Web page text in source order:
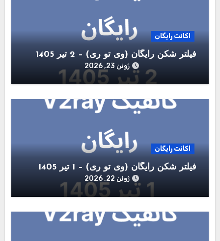
اکانت رایگان
فیلتر شکن رایگان (وی تو ری) – 2 تیر 1405
ژوئن 23, 2026
اکانت رایگان
فیلتر شکن رایگان (وی تو ری) – 1 تیر 1405
ژوئن 22, 2026